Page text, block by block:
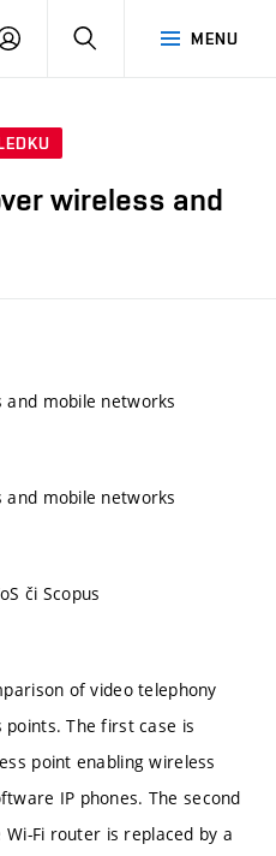
MENU
PŘIHLÁSIT
wireless and
and mobile networks
and mobile networks
či Scopus
of video telephony
The first case is
point enabling wireless
IP phones. The second
Fi router is replaced by a